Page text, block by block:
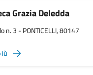
Grazia Deledda
n. 3 - PONTICELLI, 80147